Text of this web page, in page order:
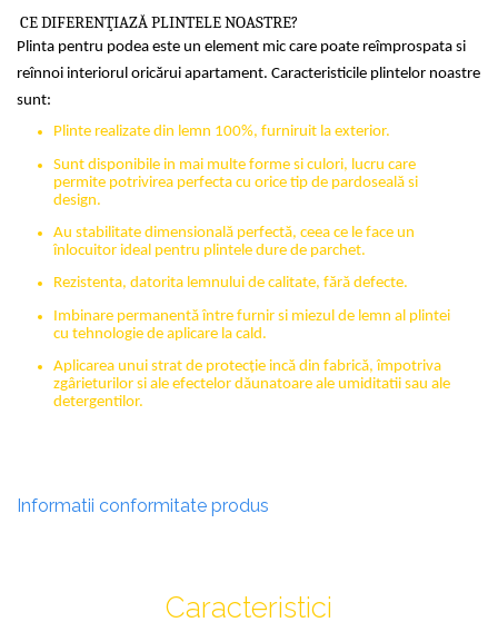
CE DIFERENŢIAZĂ PLINTELE NOASTRE?
Plinta pentru podea este un element mic care poate reîmprospata si
reînnoi interiorul oricărui apartament. Caracteristicile plintelor noastre
sunt:
Plinte realizate din lemn 100%, furniruit la exterior.
Sunt disponibile in mai multe forme si culori, lucru care
permite potrivirea perfecta cu orice tip de pardoseală si
design.
Au stabilitate dimensională perfectă, ceea ce le face un
înlocuitor ideal pentru plintele dure de parchet.
Rezistenta, datorita lemnului de calitate, fără defecte.
Imbinare permanentă între furnir si miezul de lemn al plintei
cu tehnologie de aplicare la cald.
Aplicarea unui strat de protecţie incă din fabrică, împotriva
zgârieturilor si ale efectelor dăunatoare ale umiditatii sau ale
detergentilor.
Informatii conformitate produs
Caracteristici